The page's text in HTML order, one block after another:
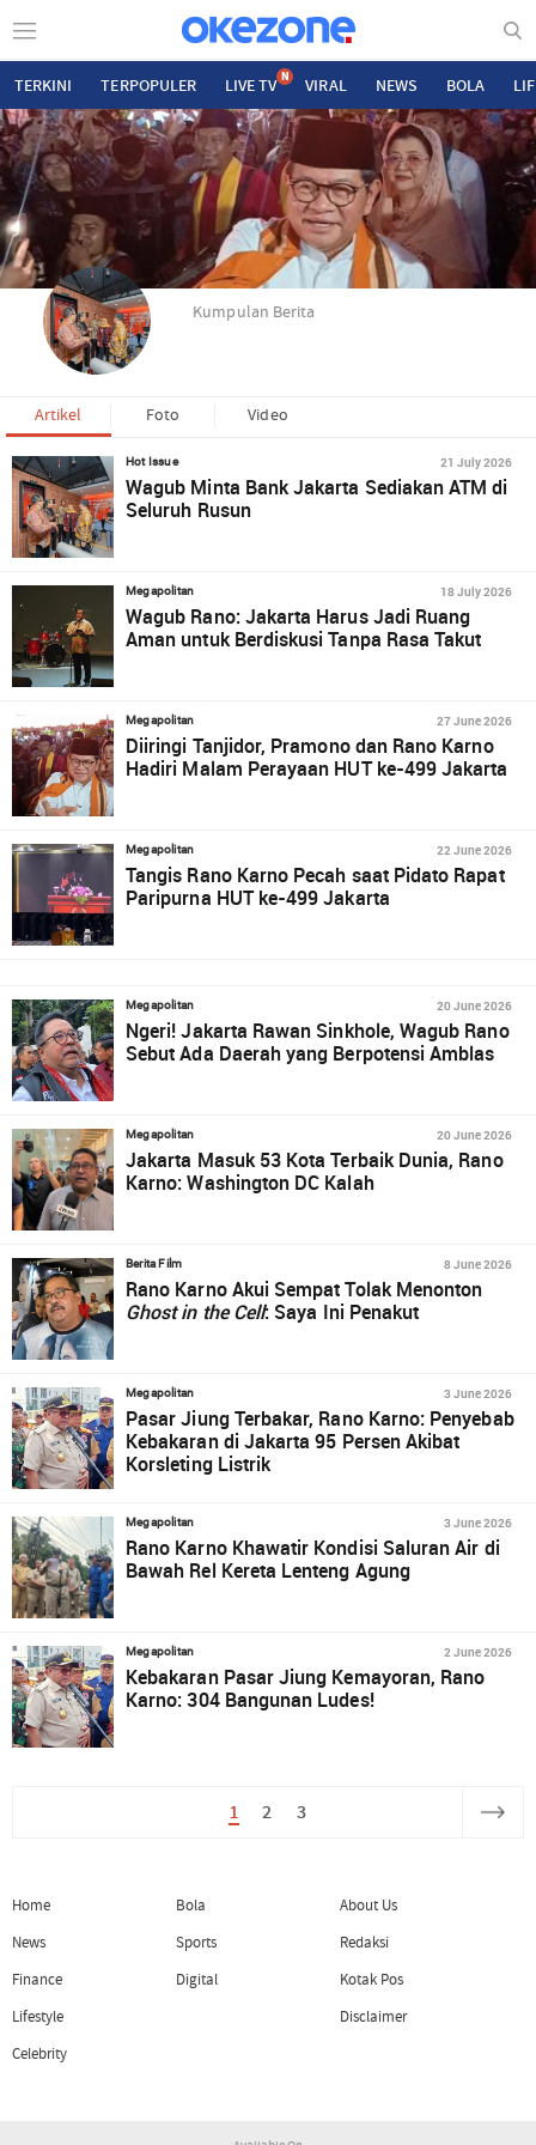
TERKINI TERPOPULER LIVE TV N VIRAL NEWS BOLA
Kumpulan Berita
Artikel Foto Video
Hot Issue 21 July 2026
Wagub Minta Bank Jakarta Sediakan ATM di
Seluruh Rusun
Megapolitan 18 July 2026
Wagub Rano: Jakarta Harus Jadi Ruang
Aman untuk Berdiskusi Tanpa Rasa Takut
Megapolitan 27 June 2026
Diiringi Tanjidor, Pramono dan Rano Karno
Hadiri Malam Perayaan HUT ke-499 Jakarta
Megapolitan 22 June 2026
Tangis Rano Karno Pecah saat Pidato Rapat
Paripurna HUT ke-499 Jakarta
Megapolitan 20 June 2026
Ngeri! Jakarta Rawan Sinkhole, Wagub Rano
Sebut Ada Daerah yang Berpotensi Amblas
Megapolitan 20 June 2026
Jakarta Masuk 53 Kota Terbaik Dunia, Rano
Karno: Washington DC Kalah
Berita Film 8 June 2026
Rano Karno Akui Sempat Tolak Menonton
Ghost in the Cell: Saya Ini Penakut
Megapolitan 3 June 2026
Pasar Jiung Terbakar, Rano Karno: Penyebab
Kebakaran di Jakarta 95 Persen Akibat
Korsleting Listrik
Megapolitan 3 June 2026
Rano Karno Khawatir Kondisi Saluran Air di
Bawah Rel Kereta Lenteng Agung
Megapolitan 2 June 2026
Kebakaran Pasar Jiung Kemayoran, Rano
Karno: 304 Bangunan Ludes!
1 2 3
Home
News
Finance
Lifestyle
Celebrity
Bola
Sports
Digital
About Us
Redaksi
Kotak Pos
Disclaimer